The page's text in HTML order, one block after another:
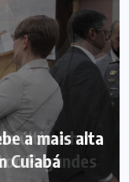
última hora
Fagundes
a mais alta
Cuiabá